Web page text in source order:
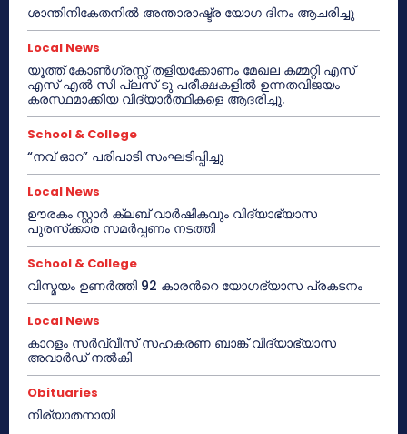
ശാന്തിനികേതനിൽ അന്താരാഷ്ട്ര യോഗ ദിനം ആചരിച്ചു
Local News
യൂത്ത് കോൺഗ്രസ്സ് തളിയക്കോണം മേഖല കമ്മറ്റി എസ്
എസ് എൽ സി പ്ലസ് ടു പരീക്ഷകളിൽ ഉന്നതവിജയം
കരസ്ഥമാക്കിയ വിദ്യാർത്ഥികളെ ആദരിച്ചു.
School & College
“നവ് ഓറ” പരിപാടി സംഘടിപ്പിച്ചു
Local News
ഊരകം സ്റ്റാർ ക്ലബ് വാർഷികവും വിദ്യാഭ്യാസ
പുരസ്‌ക്കാര സമർപ്പണം നടത്തി
School & College
വിസ്മയം ഉണർത്തി 92 കാരൻറെ യോഗഭ്യാസ പ്രകടനം
Local News
കാറളം സർവ്വീസ് സഹകരണ ബാങ്ക് വിദ്യാഭ്യാസ
അവാർഡ് നൽകി
Obituaries
നിര്യാതനായി